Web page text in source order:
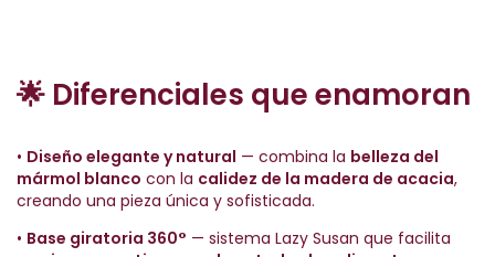
🌟 Diferenciales que enamoran
• Diseño elegante y natural — combina la belleza del
mármol blanco con la calidez de la madera de acacia,
creando una pieza única y sofisticada.
• Base giratoria 360° — sistema Lazy Susan que facilita